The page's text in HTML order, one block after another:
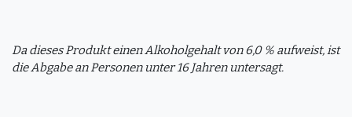
Da dieses Produkt einen Alkoholgehalt von 6,0 % aufweist, ist
die Abgabe an Personen unter 16 Jahren untersagt.